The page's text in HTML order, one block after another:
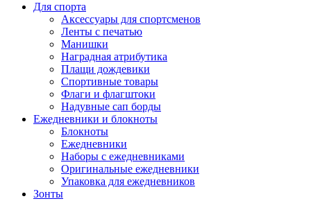
Для спорта
Аксессуары для спортсменов
Ленты с печатью
Манишки
Наградная атрибутика
Плащи дождевики
Спортивные товары
Флаги и флагштоки
Надувные сап борды
Ежедневники и блокноты
Блокноты
Ежедневники
Наборы с ежедневниками
Оригинальные ежедневники
Упаковка для ежедневников
Зонты